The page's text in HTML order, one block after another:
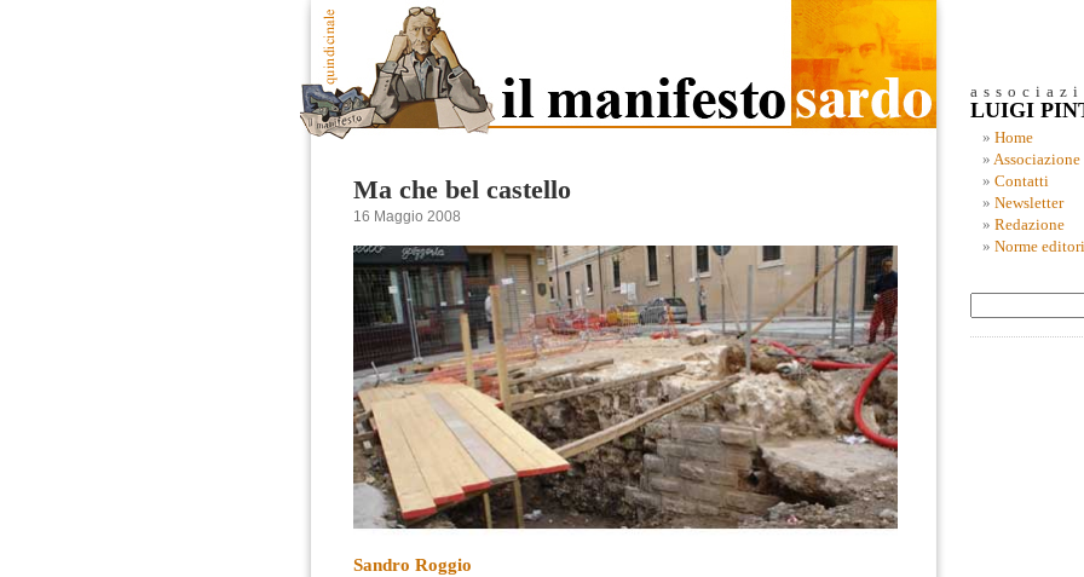
Ma che bel castello
16 Maggio 2008
Sandro Roggio
LUIGI
Home
Associazione
Contatti
Newsletter
Redazione
Norme